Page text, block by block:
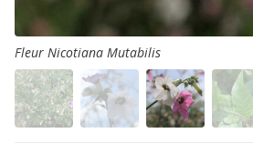
Fleur Nicotiana Mutabilis